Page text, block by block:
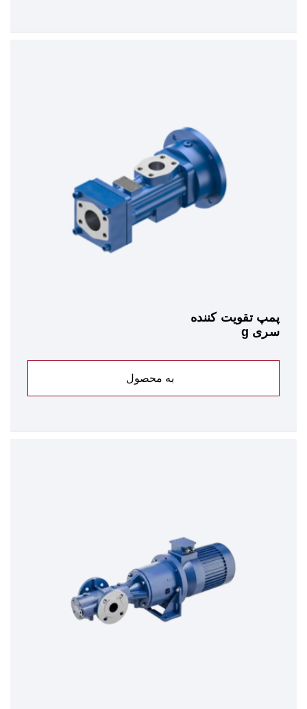
پمپ تقویت کننده
سری g
به محصول